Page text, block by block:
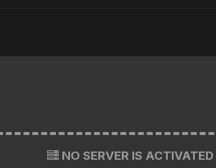
NO SERVER IS ACTIVATED